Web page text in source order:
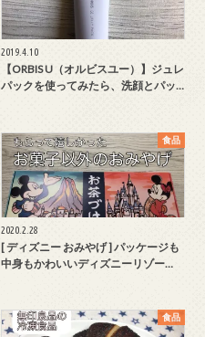
2019.4.10
【ORBIS U（オルビスユー）】ジュレ
パックを使ってみたら、洗顔とパッ…
食品
2020.2.28
[ ディズニー おみやげ ] パッケージも
中身もかわいいディズニーリゾー…
食品